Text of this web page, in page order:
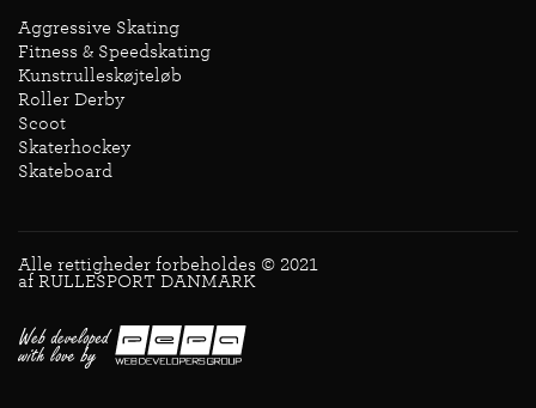
Aggressive Skating
Fitness & Speedskating
Kunstrulleskøjteløb
Roller Derby
Scoot
Skaterhockey
Skateboard
Alle rettigheder forbeholdes © 2021
af RULLESPORT DANMARK